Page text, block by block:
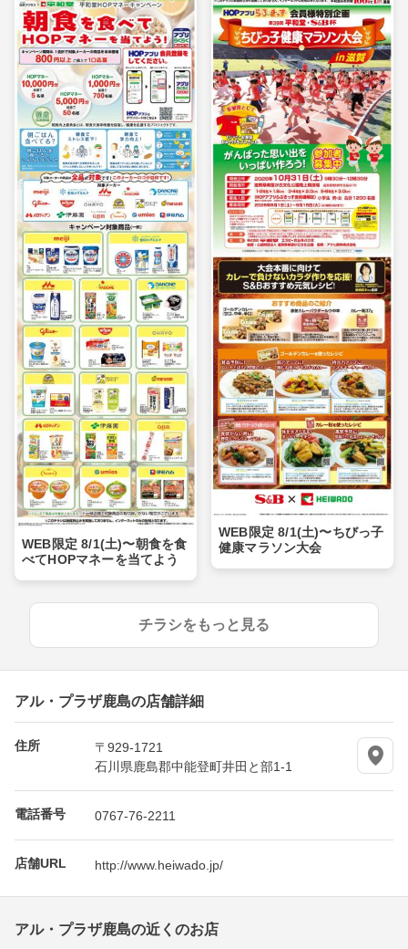
WEB限定 8/1(土)〜朝食を食
べてHOPマネーを当てよう
WEB限定 8/1(土)〜ちびっ子
健康マラソン大会
チラシをもっと見る
アル・プラザ鹿島の店舗詳細
住所
〒929-1721
石川県鹿島郡中能登町井田と部1-1
電話番号 0767-76-2211
店舗URL http://www.heiwado.jp/
アル・プラザ鹿島の近くのお店